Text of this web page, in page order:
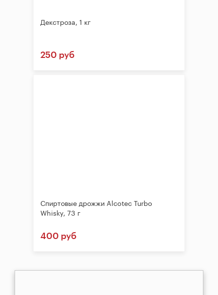
Декстроза, 1 кг
250 руб
Спиртовые дрожжи Alcotec Turbo
Whisky, 73 г
400 руб